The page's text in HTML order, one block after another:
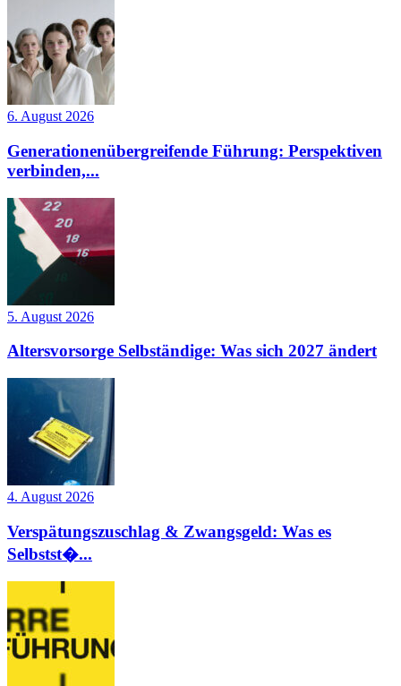
6. August 2026
Generationenübergreifende Führung: Perspektiven
verbinden,...
5. August 2026
Altersvorsorge Selbständige: Was sich 2027 ändert
4. August 2026
Verspätungszuschlag & Zwangsgeld: Was es
Selbstst�...